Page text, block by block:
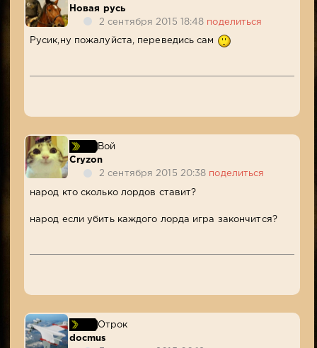
Новая русь
2 сентября 2015 18:48 поделиться
Русик,ну пожалуйста, переведись сам
Вой
Cryzon
2 сентября 2015 20:38 поделиться
народ кто сколько лордов ставит?
народ если убить каждого лорда игра закончится?
Отрок
docmus